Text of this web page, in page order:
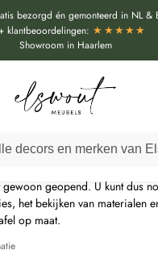
bezorgd én gemonteerd in NL &
klantbeoordelingen: ★★★★★
Showroom in Haarlem
geldt momenteel een extra
de reguliere levertijd.
geopend. U kunt dus
het bekijken van materialen
op maat.